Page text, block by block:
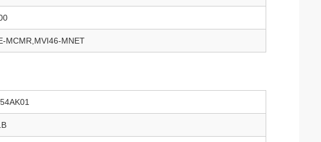
MCMR,MVI46-MNET